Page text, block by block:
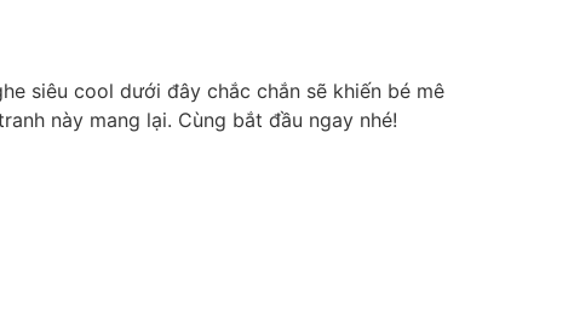
siêu cool dưới đây chắc chắn sẽ khiến bé mê
này mang lại. Cùng bắt đầu ngay nhé!